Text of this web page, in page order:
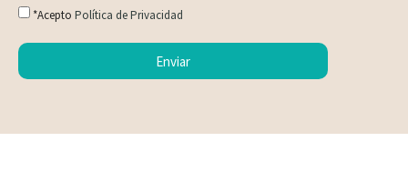
*Acepto Política de Privacidad
Enviar